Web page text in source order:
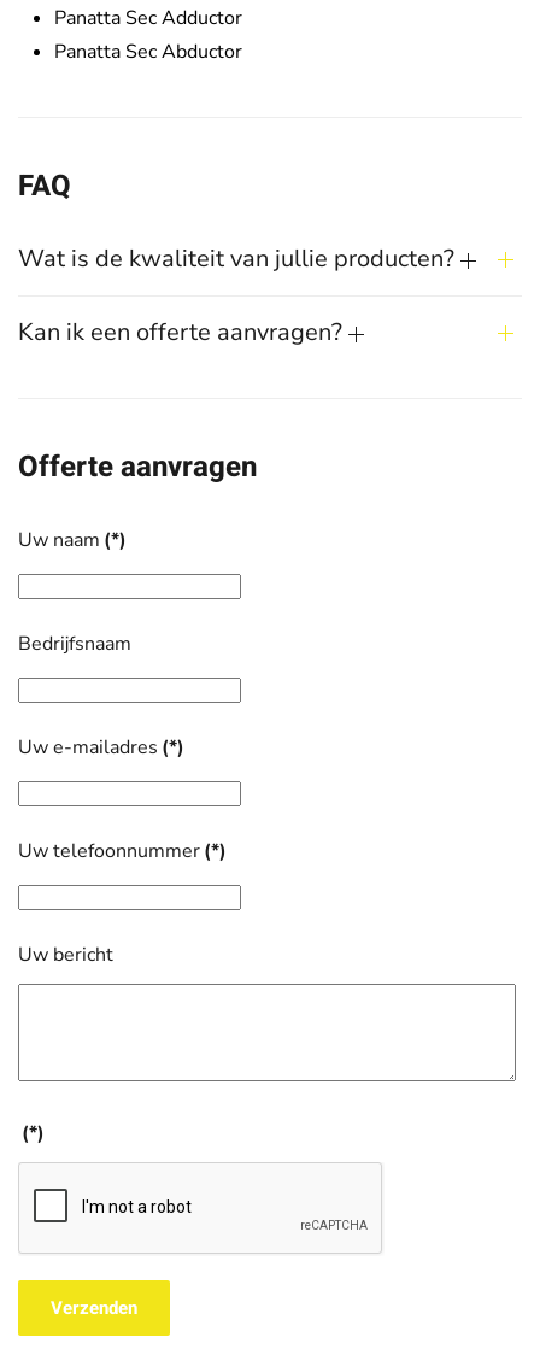
Panatta Sec Adductor
Panatta Sec Abductor
FAQ
Wat is de kwaliteit van jullie producten?
Kan ik een offerte aanvragen?
Offerte aanvragen
Uw naam (*)
Bedrijfsnaam
Uw e-mailadres (*)
Uw telefoonnummer(*)
Uw bericht
(*)
Verzenden